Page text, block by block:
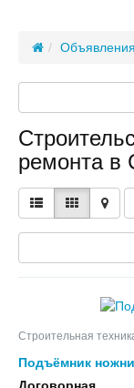
ремонта в
Строительная
Подъёмник